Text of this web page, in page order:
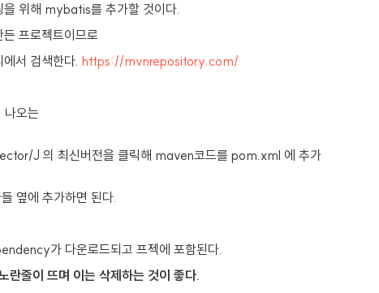
위해 mybatis를 추가할 것이다.
프로젝트이므로
서 검색한다. https://mvnrepository.com/
나오는
J 의 최신버전을 클릭해 maven코드를 pom.xml 에 추가
옆에 추가하면 된다.
가 다운로드되고 프젝에 포함된다.
란줄이 뜨며 이는 삭제하는 것이 좋다.